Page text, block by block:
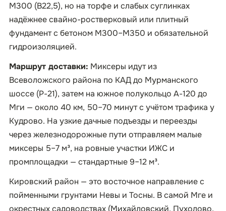
М300 (B22,5), но на торфе и слабых суглинках
надёжнее свайно-ростверковый или плитный
фундамент с бетоном М300–М350 и обязательной
гидроизоляцией.
Маршрут доставки: Миксеры идут из
Всеволожского района по КАД до Мурманского
шоссе (Р-21), затем на южное полукольцо А-120 до
Мги — около 40 км, 50–70 минут с учётом трафика у
Кудрово. На узкие дачные подъезды и переезды
через железнодорожные пути отправляем малые
миксеры 5–7 м³, на ровные участки ИЖС и
промплощадки — стандартные 9–12 м³.
Кировский район — это восточное направление с
пойменными грунтами Невы и Тосны. В самой Мге и
окрестных садоводствах (Михайловский, Пухолово,